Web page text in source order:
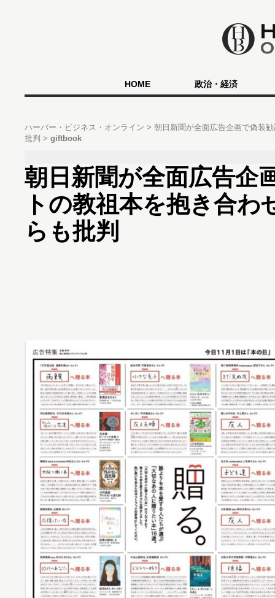
HOME 政治・経済
ハーバー・ビジネス・オンライン
朝日新聞が全面広告企画で偽装
批判
giftbook
朝日新聞が全面広告企
トの教祖本を抱き合わ
らも批判